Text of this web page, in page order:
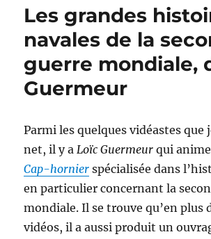
de
Les grandes
navales de la
guerre mondiale,
Guermeur
Parmi les quelques vidéastes que
net, il y aLoïc Guermeur qui
Cap-hornier spécialisée dans
en particulier concernant la
mondiale. Il se trouve qu’en plus
vidéos, il a aussi produit un